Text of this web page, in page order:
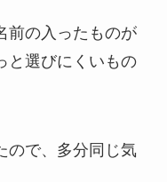
前の入ったものが
と選びにくいもの
ので、多分同じ気